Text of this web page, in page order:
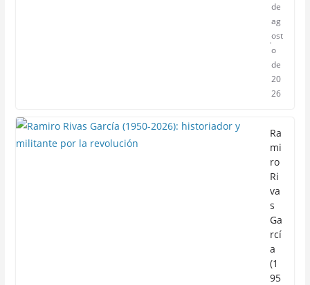
de
ag
ost
o
de
20
26
Ra
mi
ro
Ri
va
s
Ga
rcí
a
(1
95